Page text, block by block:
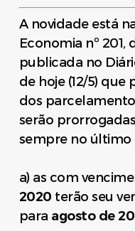
A novidade está
Economia nº 201,
publicada no
de hoje(12/5) que
dos
serão
sempre no último
a) as com
2020 terão seu
para agosto de